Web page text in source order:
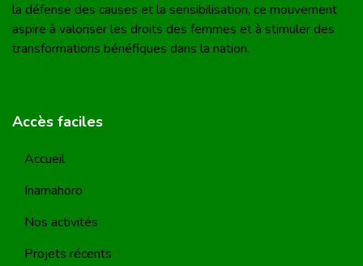
la défense des causes et la sensibilisation, ce mouvement
aspire à valoriser les droits des femmes et à stimuler des
transformations bénéfiques dans la nation.
Accès faciles
Accueil
Inamahoro
Nos activités
Projets récents